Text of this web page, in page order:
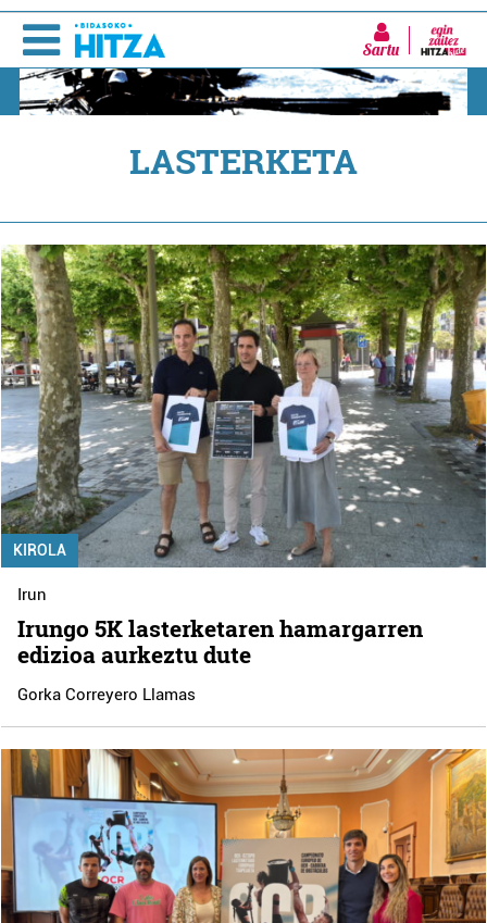
Sartu
LASTERKETA
KIROLA
Irun
Irungo 5K lasterketaren hamargarren
edizioa aurkeztu dute
Gorka Correyero Llamas